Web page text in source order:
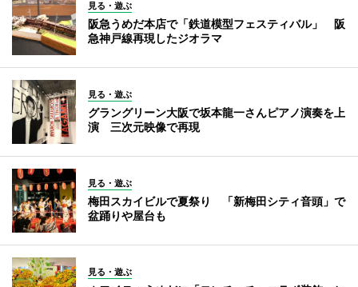
見る・遊ぶ
阪急うめだ本店で「鉄道模型フェスティバル」 阪
急神戸線再現したジオラマ
見る・遊ぶ
グラングリーン大阪で坂本龍一さんピアノ演奏を上
演 三次元映像で再現
見る・遊ぶ
梅田スカイビルで夏祭り 「新梅田シティ音頭」で
盆踊りや屋台も
見る・遊ぶ